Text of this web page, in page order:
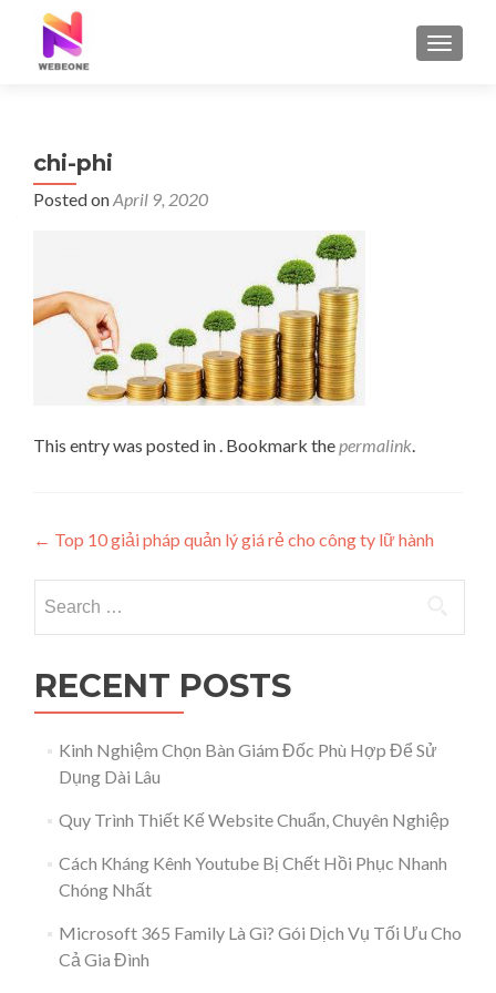
chi-phi
Posted onApril 9, 2020
This entry was posted in . Bookmark thepermalink.
Post navigation
← Top 10 giải pháp quản lý giá rẻ cho công ty lữ hành
RECENT POSTS
Kinh Nghiệm Chọn Bàn Giám Đốc Phù Hợp Để Sử
Dụng Dài Lâu
Quy Trình Thiết Kế Website Chuẩn, Chuyên Nghiệp
Cách Kháng Kênh Youtube Bị Chết Hồi Phục Nhanh
Chóng Nhất
Microsoft 365 Family Là Gì? Gói Dịch Vụ Tối Ưu Cho
Cả Gia Đình